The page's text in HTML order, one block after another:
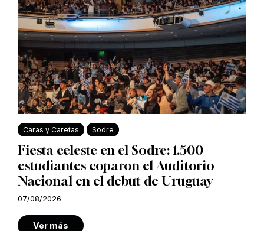
Caras y Caretas Sodre
Fiesta celeste en el Sodre: 1.500
estudiantes coparon el Auditorio
Nacional en el debut de Uruguay
07/08/2026
Ver más